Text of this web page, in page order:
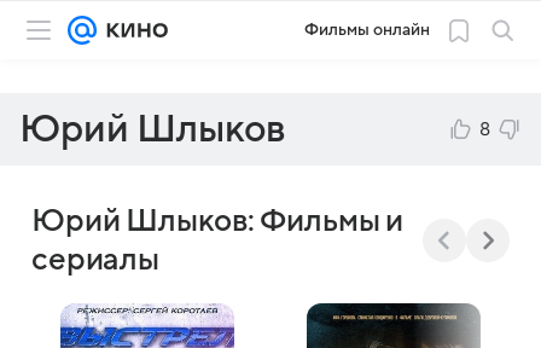
Фильмы онлайн
Юрий Шлыков 8
Юрий Шлыков: Фильмы и
сериалы